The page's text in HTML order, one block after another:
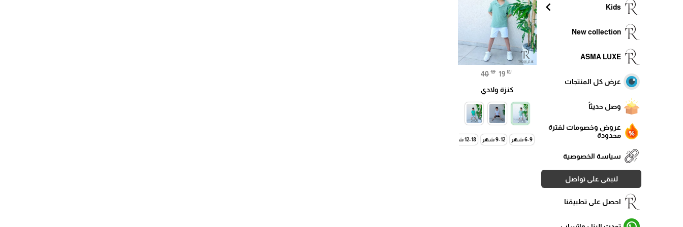
Kids
chevron_left
New collection
ASMA LUXE
عرض كل المنتجات
وصل حديثاً
عروض وخصومات لفترة
محدودة
سياسة الخصوصية
لنبقى على تواصل
احصل على تطبيقنا
40 ₪ 19 ₪
كنزة ولادي
6-9 شهر 9-12 شهر 12-18 شهر